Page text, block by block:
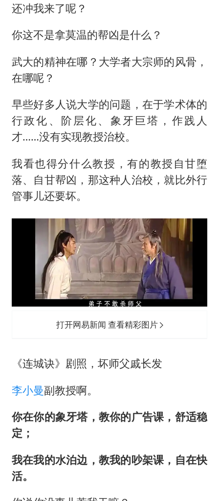
还冲我来了呢？
你这不是拿莫温的帮凶是什么？
武大的精神在哪？大学者大宗师的风骨，
在哪呢？
早些好多人说大学的问题，在于学术体的
行政化、阶层化、象牙巨塔，作践人
才……没有实现教授治校。
我看也得分什么教授，有的教授自甘堕
落、自甘帮凶，那这种人治校，就比外行
管事儿还要坏。
打开网易新闻 查看精彩图片
《连城诀》剧照，坏师父戚长发
李小曼副教授啊。
你在你的象牙塔，教你的广告课，舒适稳
定；
我在我的水泊边，教我的吵架课，自在快
活。